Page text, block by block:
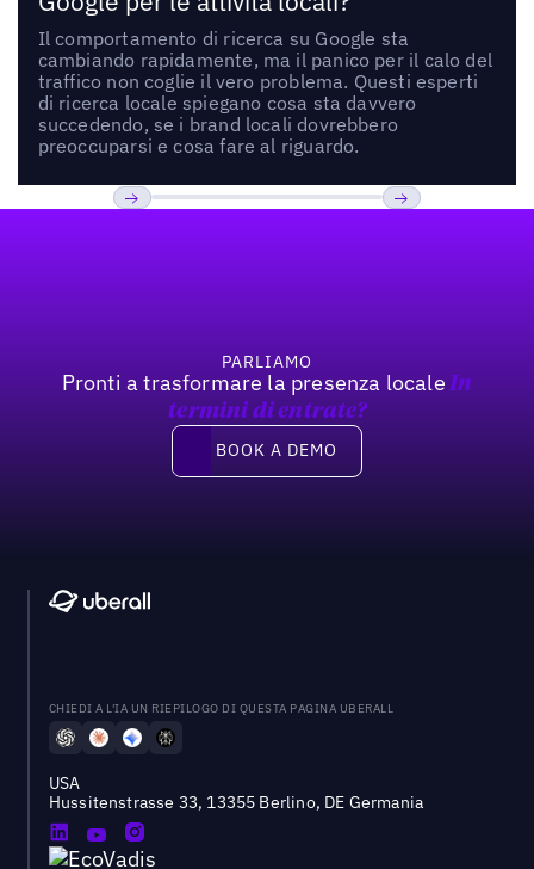
Il comportamento di ricerca su Google sta
cambiando rapidamente, ma il panico per il calo del
traffico non coglie il vero problema. Questi esperti
di ricerca locale spiegano cosa sta davvero
succedendo, se i brand locali dovrebbero
preoccuparsi e cosa fare al riguardo.
PARLIAMO
Pronti a trasformare la presenza locale In
termini di entrate?
Book a demo
BOOK A DEMO
CHIEDI A L'IA UN RIEPILOGO DI QUESTA PAGINA UBERALL
USA
Hussitenstrasse 33, 13355 Berlino, DE Germania